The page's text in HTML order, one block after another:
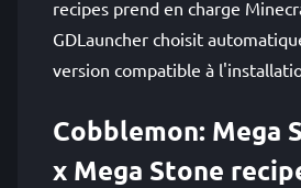
recipes prend en charge
GDLauncher choisit
version compatible à
Cobblemon: Mega
x Mega Stone